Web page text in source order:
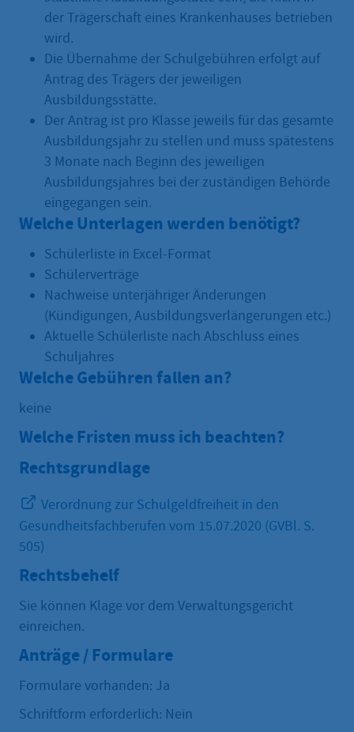
der Trägerschaft eines Krankenhauses betrieben
wird.
Die Übernahme der Schulgebühren erfolgt auf
Antrag des Trägers der jeweiligen
Ausbildungsstätte.
Der Antrag ist pro Klasse jeweils für das gesamte
Ausbildungsjahr zu stellen und muss spätestens
3 Monate nach Beginn des jeweiligen
Ausbildungsjahres bei der zuständigen Behörde
eingegangen sein.
Welche Unterlagen werden benötigt?
Schülerliste in Excel-Format
Schülerverträge
Nachweise unterjähriger Änderungen
(Kündigungen, Ausbildungsverlängerungen etc.)
Aktuelle Schülerliste nach Abschluss eines
Schuljahres
Welche Gebühren fallen an?
keine
Welche Fristen muss ich beachten?
Rechtsgrundlage
Verordnung zur Schulgeldfreiheit in den
Gesundheitsfachberufen vom 15.07.2020 (GVBl. S.
505)
Rechtsbehelf
Sie können Klage vor dem Verwaltungsgericht
einreichen.
Anträge / Formulare
Formulare vorhanden: Ja
Schriftform erforderlich: Nein